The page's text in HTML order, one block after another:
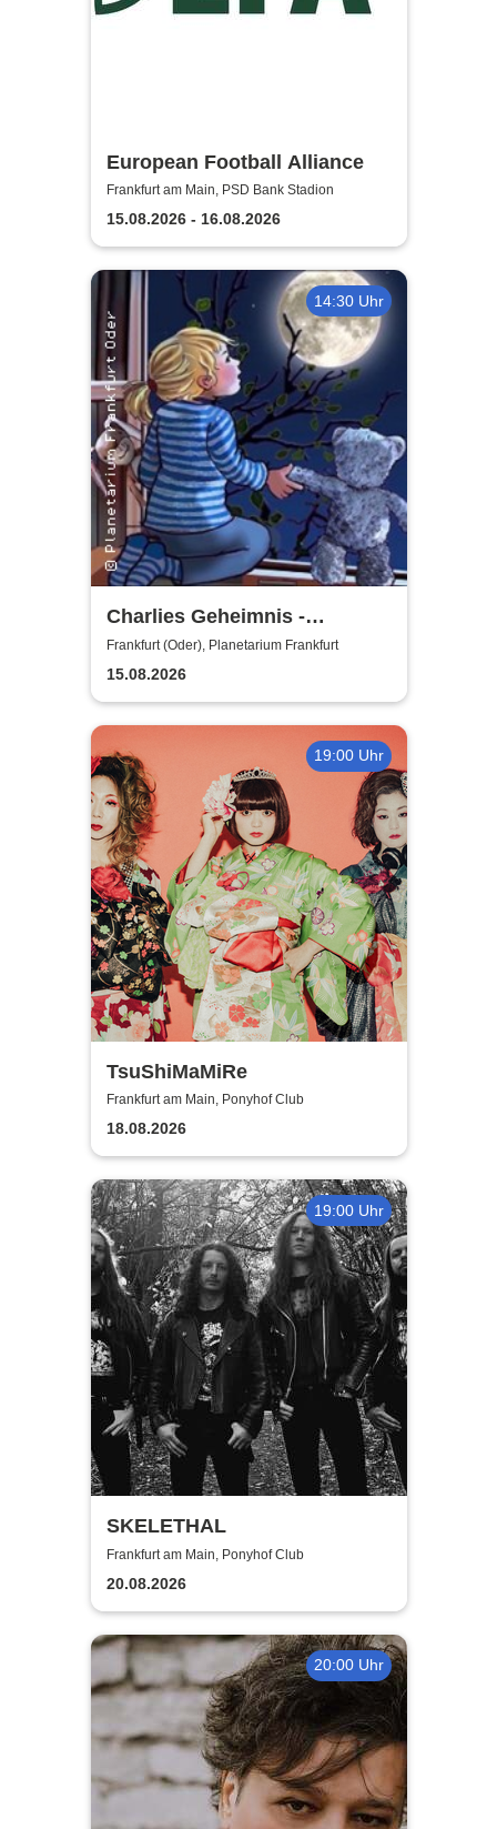
European Football Alliance
Frankfurt am Main, PSD Bank Stadion
15.08.2026 - 16.08.2026
14:30 Uhr
Charlies Geheimnis -
Planetarium Frankfurt (Oder)
Frankfurt (Oder), Planetarium Frankfurt
15.08.2026
19:00 Uhr
TsuShiMaMiRe
Frankfurt am Main, Ponyhof Club
18.08.2026
19:00 Uhr
SKELETHAL
Frankfurt am Main, Ponyhof Club
20.08.2026
20:00 Uhr